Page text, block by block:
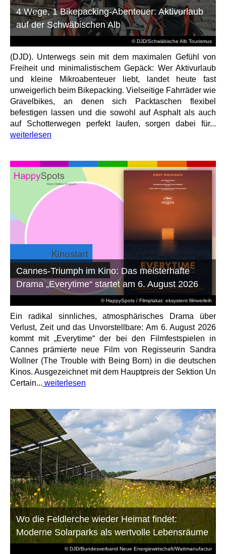
© DJD/Schwäbische Alb Tourismus
4 Wege, 1 Bikepacking-Abenteuer: Aktivurlaub
auf der Schwäbischen Alb
(DJD). Unterwegs sein mit dem maximalen Gefühl von
Freiheit und minimalistischem Gepäck: Wer Aktivurlaub
und kleine Mikroabenteuer liebt, landet heute fast
unweigerlich beim Bikepacking. Vielseitige Fahrräder wie
Gravelbikes, an denen sich Packtaschen flexibel
befestigen lassen und die sowohl auf Asphalt als auch
auf Schotterwegen perfekt laufen, sorgen dabei für...
weiterlesen
© HappySpots / Filmplakat: eksystent filmverleih
Cannes-Triumph im Kino: Das meisterhafte
Drama „Everytime“ startet am 6. August 2026
Ein radikal sinnliches, atmosphärisches Drama über
Verlust, Zeit und das Unvorstellbare: Am 6. August 2026
kommt mit „Everytime“ der bei den Filmfestspielen in
Cannes prämierte neue Film von Regisseurin Sandra
Wollner (The Trouble with Being Born) in die deutschen
Kinos. Ausgezeichnet mit dem Hauptpreis der Sektion Un
Certain... weiterlesen
© DJD/Bundesverband Neue Energiewirtschaft/Wattmanufactur
Wo die Feldlerche wieder Heimat findet:
Moderne Solarparks als wertvolle Lebensräume